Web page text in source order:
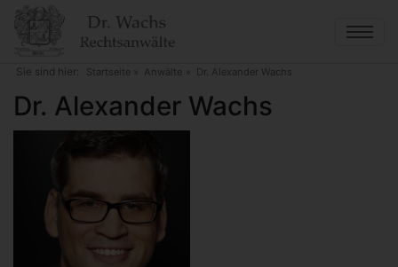
Direkt
zum
Sie sind hier: Startseite Anwälte Dr. Alexander Wachs
Dr. Alexander Wachs